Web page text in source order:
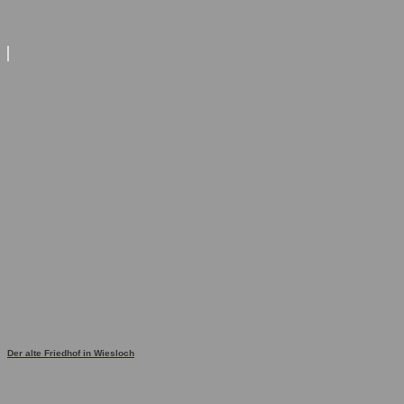
Der alte Friedhof in Wiesloch